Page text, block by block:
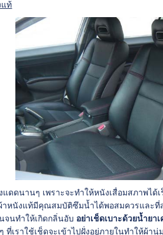
แท้
แดดนานๆ เพราะจะทำให้หนังเสื่อมสภาพไ
หนังแท้มีคุณสมบัติซึมน้ำได้พอสมควรและที่
จนทำให้เกิดกลิ่นอับ อย่าเช็ดเบาะด้วยน้ำยา
ที่เราใช้เช็ดจะเข้าไปฝั่งอยู่ภายในทำให้ผ้านุ่